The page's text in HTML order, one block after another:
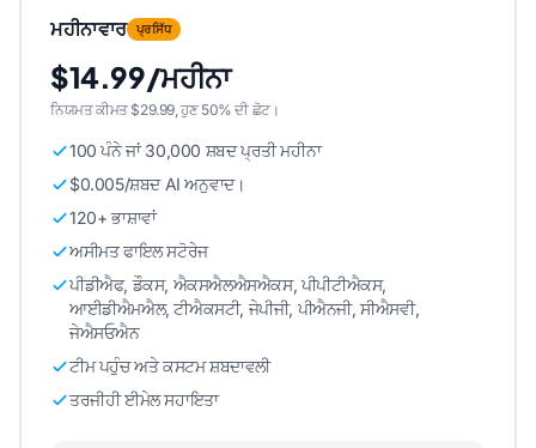
ਮਹੀਨਾਵਾਰ ਪ੍ਰਸਿੱਧ
$14.99/ਮਹੀਨਾ
ਨਿਯਮਤ ਕੀਮਤ $29.99, ਹੁਣ 50% ਦੀ ਛੋਟ।
100 ਪੰਨੇ ਜਾਂ 30,000 ਸ਼ਬਦ ਪ੍ਰਤੀ ਮਹੀਨਾ
$0.005/ਸ਼ਬਦ AI ਅਨੁਵਾਦ।
120+ ਭਾਸ਼ਾਵਾਂ
ਅਸੀਮਤ ਫਾਇਲ ਸਟੋਰੇਜ
ਪੀਡੀਐਫ, ਡੌਕਸ, ਐਕਸਐਲਐਸਐਕਸ, ਪੀਪੀਟੀਐਕਸ,
ਆਈਡੀਐਮਐਲ, ਟੀਐਕਸਟੀ, ਜੇਪੀਜੀ, ਪੀਐਨਜੀ, ਸੀਐਸਵੀ,
ਜੇਐਸਓਐਨ
ਟੀਮ ਪਹੁੰਚ ਅਤੇ ਕਸਟਮ ਸ਼ਬਦਾਵਲੀ
ਤਰਜੀਹੀ ਈਮੇਲ ਸਹਾਇਤਾ